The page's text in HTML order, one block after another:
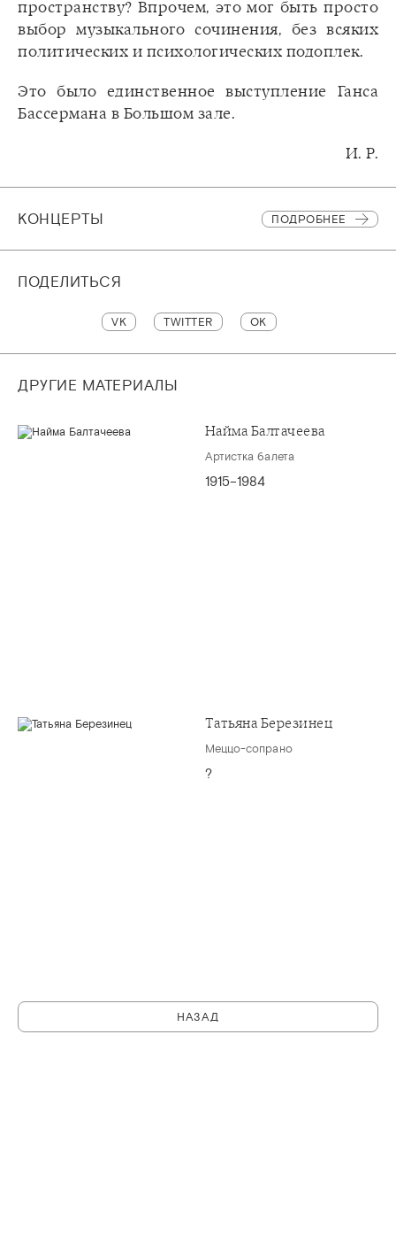
пространству? Впрочем, это мог быть просто
выбор музыкального сочинения, без всяких
политических и психологических подоплек.
Это было единственное выступление Ганса
Бассермана в Большом зале.
И. Р.
КОНЦЕРТЫ ПОДРОБНЕЕ
ПОДЕЛИТЬСЯ
VK TWITTER OK
ДРУГИЕ МАТЕРИАЛЫ
Найма Балтачеева
Артистка балета
1915–1984
Татьяна Березинец
Меццо-сопрано
?
НАЗАД